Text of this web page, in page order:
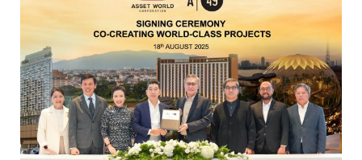
ผนึก
A49
สร้าง
แลนด์
มาร์
ก
โลก
ผสาน